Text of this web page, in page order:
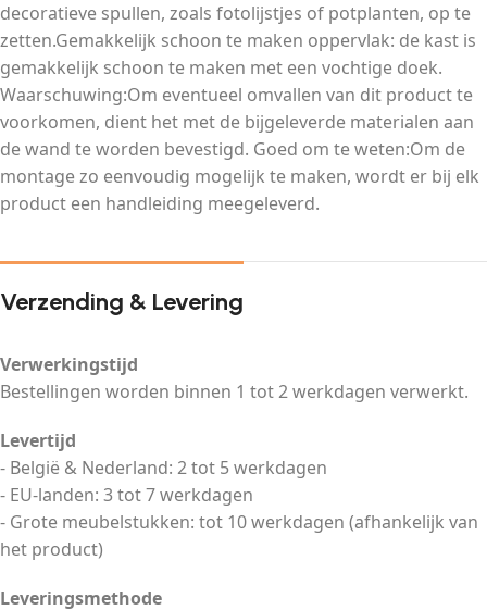
decoratieve spullen, zoals fotolijstjes of potplanten, op te
zetten.Gemakkelijk schoon te maken oppervlak: de kast is
gemakkelijk schoon te maken met een vochtige doek.
Waarschuwing:Om eventueel omvallen van dit product te
voorkomen, dient het met de bijgeleverde materialen aan
de wand te worden bevestigd. Goed om te weten:Om de
montage zo eenvoudig mogelijk te maken, wordt er bij elk
product een handleiding meegeleverd.
Verzending & Levering
Verwerkingstijd
Bestellingen worden binnen 1 tot 2 werkdagen verwerkt.
Levertijd
- België & Nederland: 2 tot 5 werkdagen
- EU-landen: 3 tot 7 werkdagen
- Grote meubelstukken: tot 10 werkdagen (afhankelijk van
het product)
Leveringsmethode